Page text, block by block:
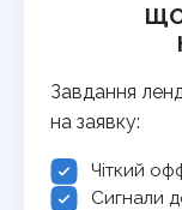
ЩО
Завдання
на заявку:
Чіткий
Сигнали